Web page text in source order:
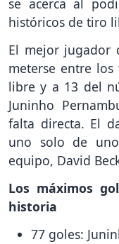
se acerca al
históricos de tiro
El mejor jugador
meterse entre
libre y a 13 del
Juninho
falta directa. El
uno solo de
equipo, David
Los máximos
historia
77 goles: